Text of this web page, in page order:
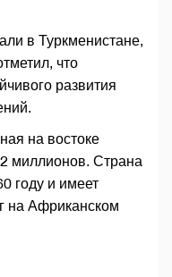
в Туркменистане,
что
развития
на востоке
миллионов. Страна
году и имеет
на Африканском